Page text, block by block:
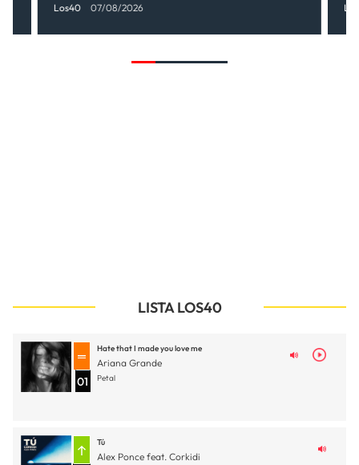
Los40 07/08/2026
LISTA LOS40
01
Hate that I made you love me
Ariana Grande
Petal
Tú
Alex Ponce feat. Corkidi